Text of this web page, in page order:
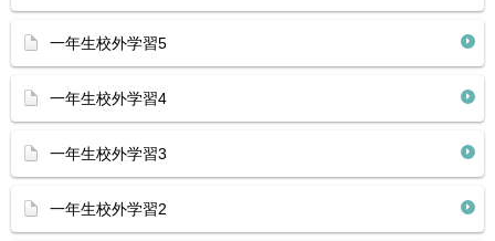
一年生校外学習5
一年生校外学習4
一年生校外学習3
一年生校外学習2